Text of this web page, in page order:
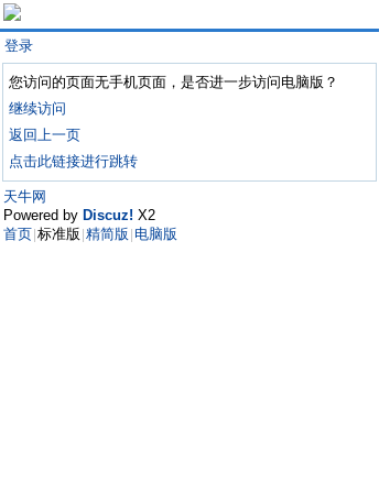
登录
您访问的页面无手机页面，是否进一步访问电脑版？
继续访问
返回上一页
点击此链接进行跳转
天牛网
Powered by Discuz! X2
首页 标准版 精简版 电脑版